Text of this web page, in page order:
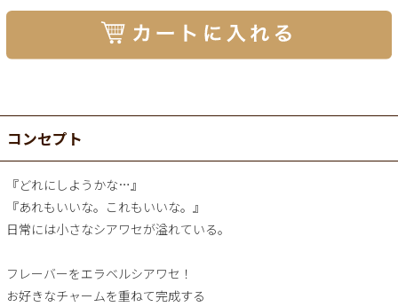
コンセプト
『どれにしようかな…』
『あれもいいな。これもいいな。』
日常には小さなシアワセが溢れている。
フレーバーをエラベルシアワセ！
お好きなチャームを重ねて完成する